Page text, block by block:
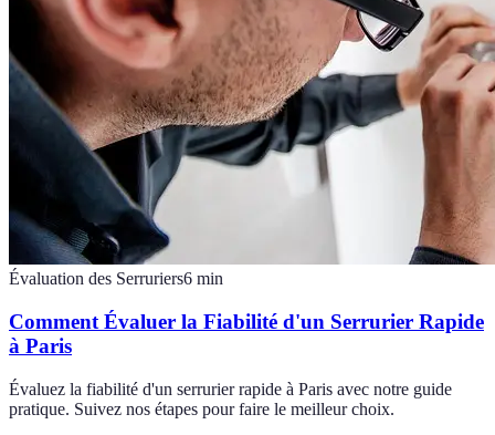
Évaluation des Serruriers6 min
Comment Évaluer la Fiabilité d'un Serrurier Rapide
à Paris
Évaluez la fiabilité d'un serrurier rapide à Paris avec notre guide
pratique. Suivez nos étapes pour faire le meilleur choix.